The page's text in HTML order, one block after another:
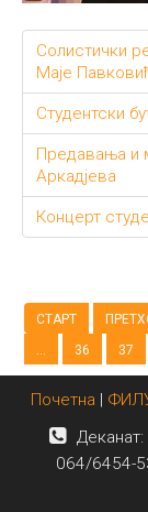
Солистички
Маје
Студентски
Предавања и
Аркадјева
Концерт
СТАРТ
...
36 37
Почетна |
064/6454-